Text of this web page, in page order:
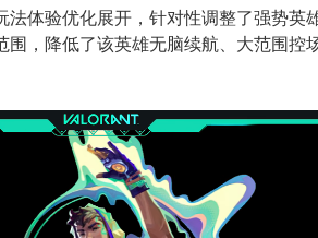
法体验优化展开，针对性调整了强势
围，降低了该英雄无脑续航、大范围控